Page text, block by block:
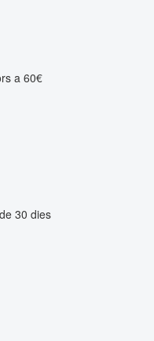
a 60€
30 dies